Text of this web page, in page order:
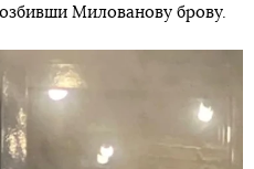
Милованову брову.